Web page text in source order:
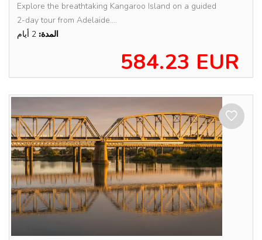
Explore the breathtaking Kangaroo Island on a guided
2-day tour from Adelaide....
المدة:
584.23 EUR